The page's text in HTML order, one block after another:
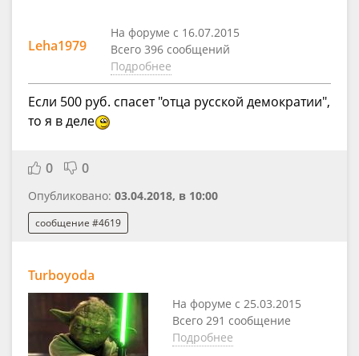
Leha1979
На форуме с 16.07.2015
Всего 396 сообщений
Подробнее
Если 500 руб. спасет "отца русской демократии",
то я в деле
0 0
Опубликовано: 03.04.2018, в 10:00
сообщение #4619
Turboyoda
На форуме с 25.03.2015
Всего 291 сообщение
Подробнее